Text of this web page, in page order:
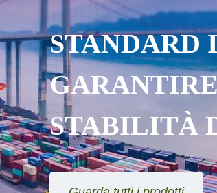
STANDARD
STABILITÀ